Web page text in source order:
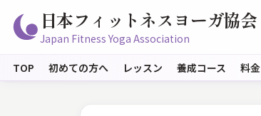
日本フィットネスヨーガ協会
Japan Fitness Yoga Association
TOP 初めての方へ レッスン 養成コース 料金